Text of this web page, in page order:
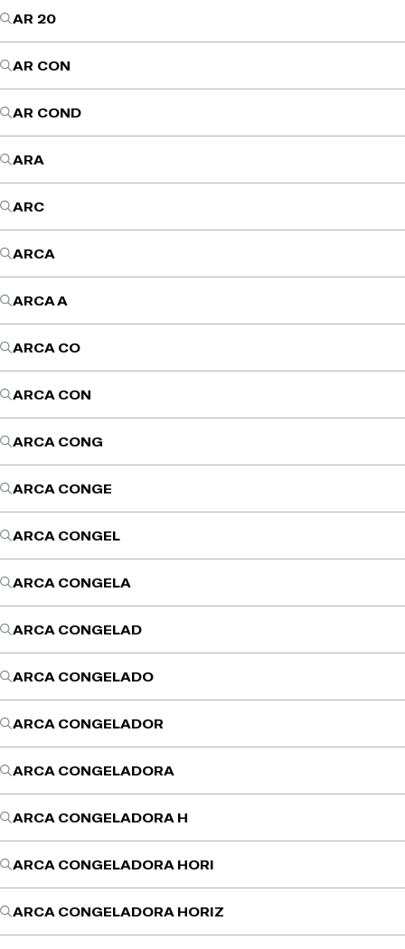
AR 20
AR CON
AR COND
ARA
ARC
ARCA
ARCA A
ARCA CO
ARCA CON
ARCA CONG
ARCA CONGE
ARCA CONGEL
ARCA CONGELA
ARCA CONGELAD
ARCA CONGELADO
ARCA CONGELADOR
ARCA CONGELADORA
ARCA CONGELADORA H
ARCA CONGELADORA HORI
ARCA CONGELADORA HORIZ